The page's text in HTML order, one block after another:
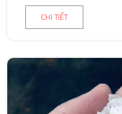
CHI TIẾT